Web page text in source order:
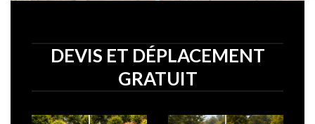
DEVIS ET DÉPLACEMENT
GRATUIT